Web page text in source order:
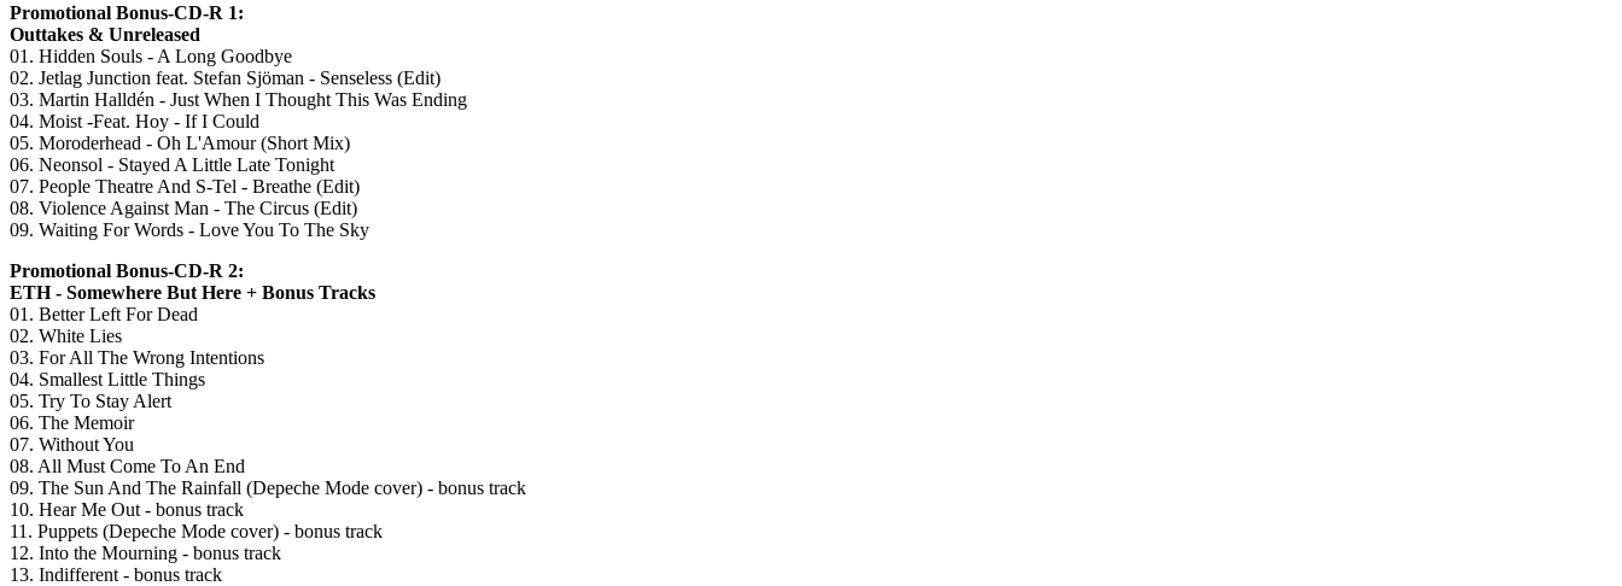
Promotional Bonus-CD-R 1:
Outtakes & Unreleased
01. Hidden Souls - A Long Goodbye
02. Jetlag Junction feat. Stefan Sjöman - Senseless (Edit)
03. Martin Halldén - Just When I Thought This Was Ending
04. Moist -Feat. Hoy - If I Could
05. Moroderhead - Oh L'Amour (Short Mix)
06. Neonsol - Stayed A Little Late Tonight
07. People Theatre And S-Tel - Breathe (Edit)
08. Violence Against Man - The Circus (Edit)
09. Waiting For Words - Love You To The Sky
Promotional Bonus-CD-R 2:
ETH - Somewhere But Here + Bonus Tracks
01. Better Left For Dead
02. White Lies
03. For All The Wrong Intentions
04. Smallest Little Things
05. Try To Stay Alert
06. The Memoir
07. Without You
08. All Must Come To An End
09. The Sun And The Rainfall (Depeche Mode cover) - bonus track
10. Hear Me Out - bonus track
11. Puppets (Depeche Mode cover) - bonus track
12. Into the Mourning - bonus track
13. Indifferent - bonus track